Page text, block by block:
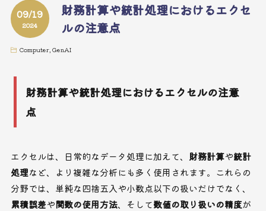
09/19
2024
財務計算や統計処理におけるエクセ
ルの注意点
Computer, GenAI
財務計算や統計処理におけるエクセルの注意
点
エクセルは、日常的なデータ処理に加えて、 財務計算や統計
処理など、より複雑な分析にも多く使用されます。これらの
分野では、単純な四捨五入や小数点以下の扱いだけでなく、
累積誤差や関数の使用方法、そして数値の取り扱いの精度が